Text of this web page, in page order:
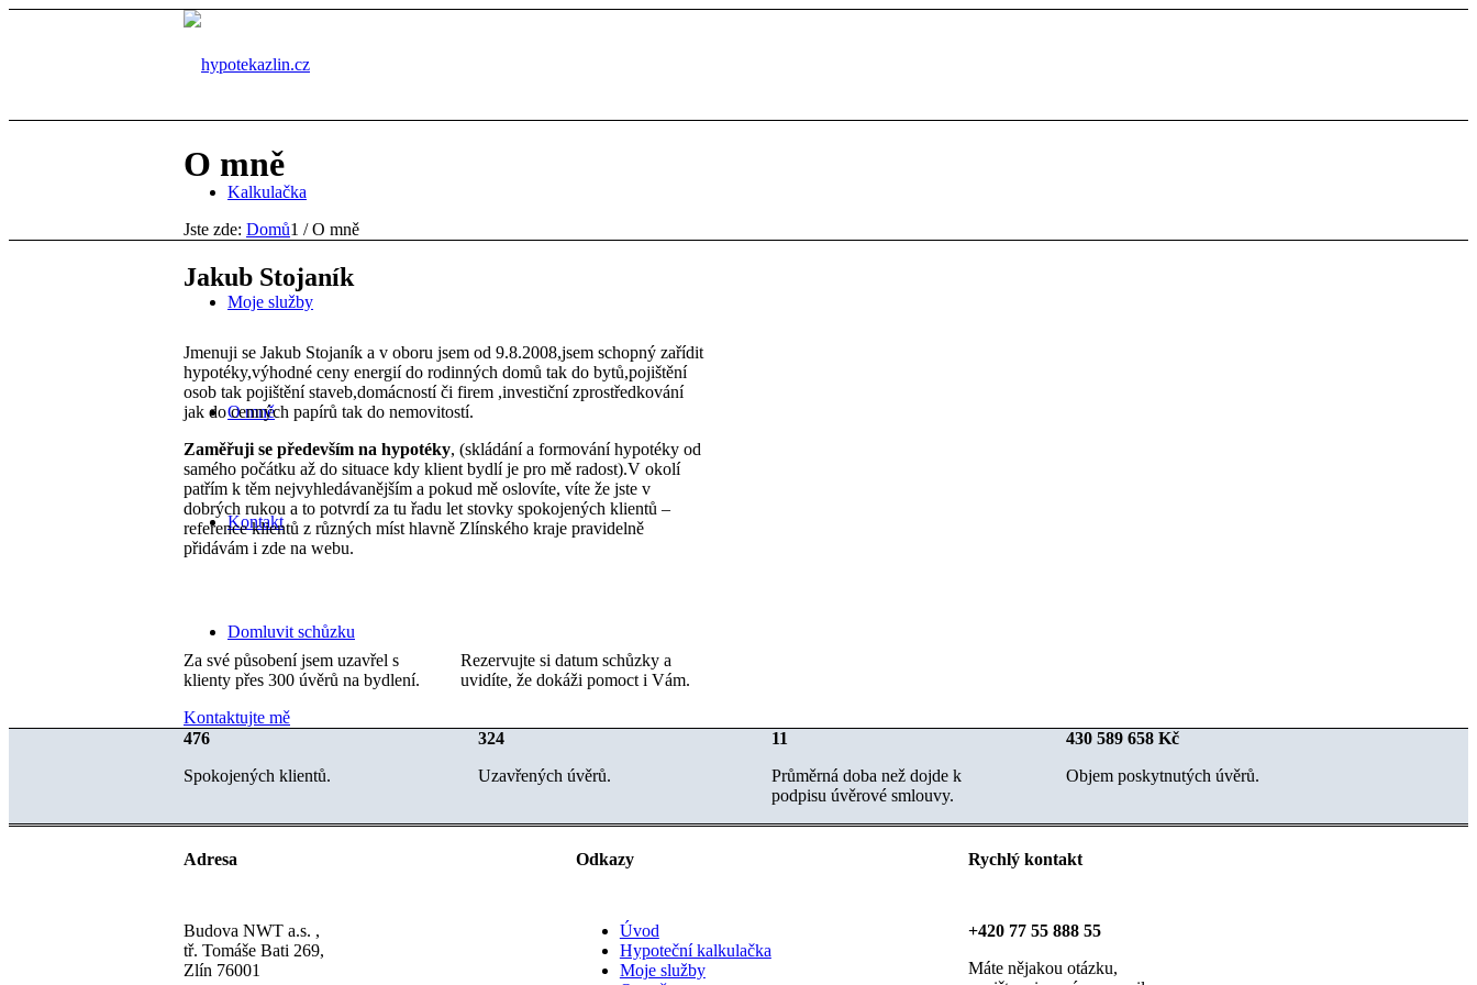
Kalkulačka
Moje služby
O mně
Kontakt
Domluvit schůzku
Menu Menu
O mně
Jste zde: Domů1 / O mně
Jakub Stojaník
Jmenuji se Jakub Stojaník a v oboru jsem od 9.8.2008,jsem schopný zařídit
hypotéky,výhodné ceny energií do rodinných domů tak do bytů,pojištění
osob tak pojištění staveb,domácností či firem ,investiční zprostředkování
jak do cenných papírů tak do nemovitostí.
Zaměřuji se především na hypotéky, (skládání a formování hypotéky od
samého počátku až do situace kdy klient bydlí je pro mě radost).V okolí
patřím k těm nejvyhledávanějším a pokud mě oslovíte, víte že jste v
dobrých rukou a to potvrdí za tu řadu let stovky spokojených klientů –
reference klientů z různých míst hlavně Zlínského kraje pravidelně
přidávám i zde na webu.
Za své působení jsem uzavřel s
klienty přes 300 úvěrů na bydlení.
Rezervujte si datum schůzky a
uvidíte, že dokáži pomoct i Vám.
Kontaktujte mě
476
Spokojených klientů.
324
Uzavřených úvěrů.
11
Průměrná doba než dojde k
podpisu úvěrové smlouvy.
430 589 658Kč
Objem poskytnutých úvěrů.
Adresa
Budova NWT a.s. ,
tř. Tomáše Bati 269,
Zlín 76001
Odkazy
Úvod
Hypoteční kalkulačka
Moje služby
Rychlý kontakt
+420 77 55 888 55
Máte nějakou otázku,